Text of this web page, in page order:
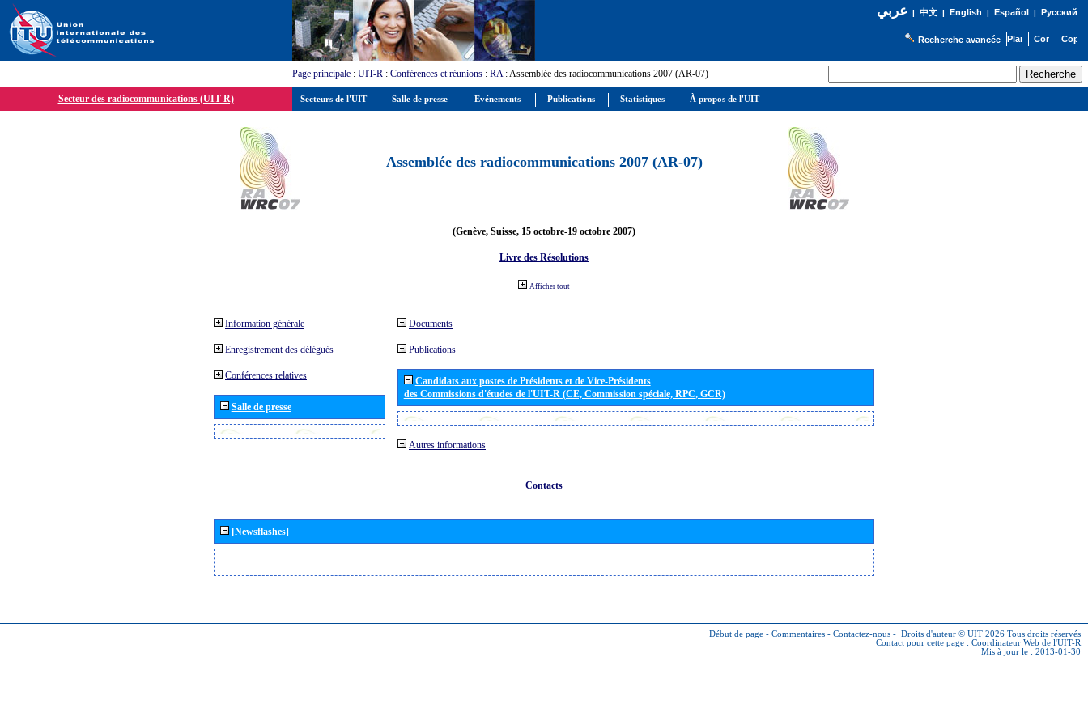
عربي| 中文| English | Español | Русский
Recherche avancée
Page principale : UIT-R : Conférences et réunions : RA: Assemblée des radiocommunications 2007 (AR-07)
Secteur des radiocommunications (UIT-R)
Assemblée des radiocommunications 2007 (AR-07)
(Genève, Suisse, 15 octobre-19 octobre 2007)
Livre des Résolutions
Afficher tout
Information générale
Enregistrement des délégués
Conférences relatives
Salle de presse
Documents
Publications
Candidats aux postes de Présidents et de Vice-Présidents
des Commissions d'études de l'UIT-R (CE, Commission spéciale, RPC, GCR)
Autres informations
Contacts
[Newsflashes]
Début de page - Commentaires - Contactez-nous - Droits d'auteur © UIT 2026 Tous droits réservés
Contact pour cette page : Coordinateur Web de l'UIT-R
Mis à jour le : 2013-01-30
Secteurs de l'UIT Salle de presse Evénements Publications Statistiques À propos de l'UIT